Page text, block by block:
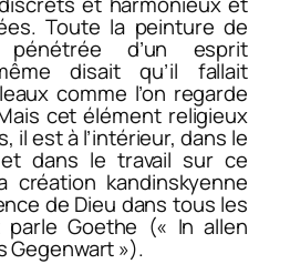
Toute la peinture de
d’un esprit
disait qu’il fallait
comme l’on regarde
cet élément religieux
il est à l’intérieur, dans le
dans le travail sur ce
création kandinskyenne
de Dieu dans tous les
Goethe (« In allen
Gegenwart »).